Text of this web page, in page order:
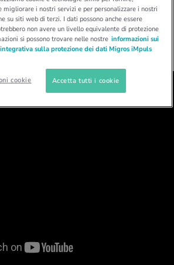
sia in ufficio, che a casa o durante gli
facendo le scale
migliorare i nostri servizi e per personalizzare i nostri
su siti web di terzi. I dati possono anche essere
non avere un livello equivalente di protezione
si possono trovare nelle nostre informazioni sui
sulla protezione dei dati Migros iMpuls
cookie Accetta tutti i cookie